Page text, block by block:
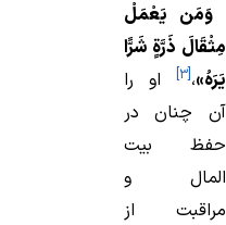
وَمَن يَعْمَلْ
مِثْقَالَ ذَرَّةٍ شَرًّا
يَرَهُ»،[3]
او را
آن چنان در
حفظ بیت
المال و
مراقبت از